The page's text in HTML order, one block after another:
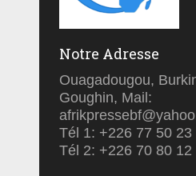
Notre Adresse
Ouagadougou,
Goughin, Mail:
Tél 1: +226 77 50 23
Tél 2: +226 70 80 12